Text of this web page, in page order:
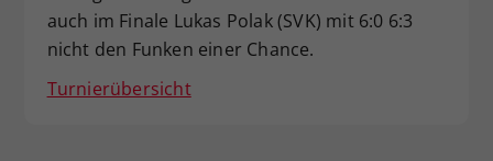
auch im Finale Lukas Polak (SVK) mit 6:0 6:3
nicht den Funken einer Chance.
Turnierübersicht
Zweck
Dieser Wert speichert Ihre Consent-
Einstellungen. Unter anderem eine
historische Speicherung Ihrer